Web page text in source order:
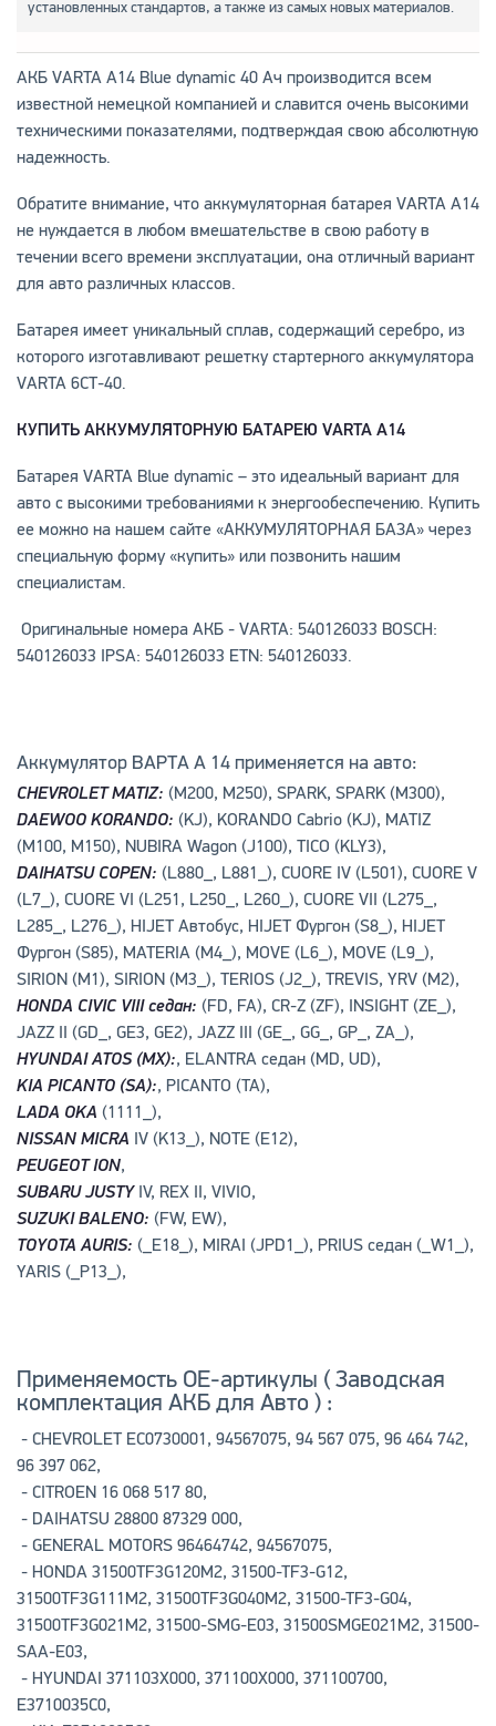
установленных стандартов, а также из самых новых материалов.
АКБ VARTA A14 Blue dynamic 40 Ач производится всем
известной немецкой компанией и славится очень высокими
техническими показателями, подтверждая свою абсолютную
надежность.
Обратите внимание, что аккумуляторная батарея VARTA A14
не нуждается в любом вмешательстве в свою работу в
течении всего времени эксплуатации, она отличный вариант
для авто различных классов.
Батарея имеет уникальный сплав, содержащий серебро, из
которого изготавливают решетку стартерного аккумулятора
VARTA 6СТ-40.
КУПИТЬ АККУМУЛЯТОРНУЮ БАТАРЕЮ VARTA А14
Батарея VARTA Blue dynamic – это идеальный вариант для
авто с высокими требованиями к энергообеспечению. Купить
ее можно на нашем сайте «АККУМУЛЯТОРНАЯ БАЗА» через
специальную форму «купить» или позвонить нашим
специалистам.
Оригинальные номера АКБ - VARTA: 540126033 BOSCH:
540126033 IPSA: 540126033 ETN: 540126033.
Аккумулятор ВАРТА А 14 применяется на авто:
CHEVROLET MATIZ: (M200, M250), SPARK, SPARK (M300),
DAEWOO KORANDO: (KJ), KORANDO Cabrio (KJ), MATIZ
(M100, M150), NUBIRA Wagon (J100), TICO (KLY3),
DAIHATSU COPEN: (L880_, L881_), CUORE IV (L501), CUORE V
(L7_), CUORE VI (L251, L250_, L260_), CUORE VII (L275_,
L285_, L276_), HIJET Автобус, HIJET Фургон (S8_), HIJET
Фургон (S85), MATERIA (M4_), MOVE (L6_), MOVE (L9_),
SIRION (M1), SIRION (M3_), TERIOS (J2_), TREVIS, YRV (M2),
HONDA CIVIC VIII седан: (FD, FA), CR-Z (ZF), INSIGHT (ZE_),
JAZZ II (GD_, GE3, GE2), JAZZ III (GE_, GG_, GP_, ZA_),
HYUNDAI ATOS (MX):, ELANTRA седан (MD, UD),
KIA PICANTO (SA):, PICANTO (TA),
LADA OKA (1111_),
NISSAN MICRA IV (K13_), NOTE (E12),
PEUGEOT ION,
SUBARU JUSTYIV, REX II, VIVIO,
SUZUKI BALENO: (FW, EW),
TOYOTA AURIS: (_E18_), MIRAI (JPD1_), PRIUS седан (_W1_),
YARIS (_P13_),
Применяемость OE-артикулы ( Заводская
комплектация АКБ для Авто ) :
- CHEVROLET EC0730001, 94567075, 94 567 075, 96 464 742,
96 397 062,
- CITROEN 16 068 517 80,
- DAIHATSU 28800 87329 000,
- GENERAL MOTORS 96464742, 94567075,
- HONDA 31500TF3G120M2, 31500-TF3-G12,
31500TF3G111M2, 31500TF3G040M2, 31500-TF3-G04,
31500TF3G021M2, 31500-SMG-E03, 31500SMGE021M2, 31500-
SAA-E03,
- HYUNDAI 371103X000, 371100X000, 371100700,
E3710035C0,